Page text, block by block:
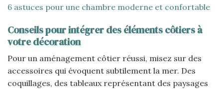
6 astuces pour une chambre moderne et confortable
Conseils pour intégrer des éléments côtiers à
votre décoration
Pour un aménagement côtier réussi, misez sur des
accessoires qui évoquent subtilement la mer. Des
coquillages, des tableaux représentant des paysages